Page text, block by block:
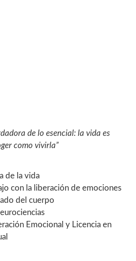
de lo esencial: la vida es
como vivirla”
de la vida
con la liberación de emociones
del cuerpo
Emocional y Licencia en